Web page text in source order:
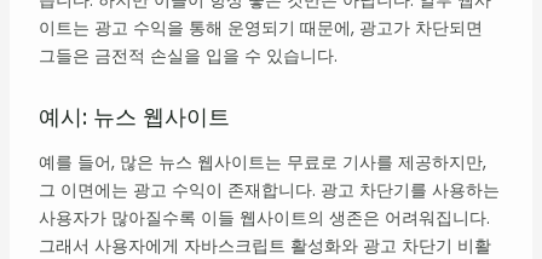
이트는 광고 수익을 통해 운영되기 때문에, 광고가 차단되면
그들은 금전적 손실을 입을 수 있습니다.
예시: 뉴스 웹사이트
예를 들어, 많은 뉴스 웹사이트는 무료로 기사를 제공하지만,
그 이면에는 광고 수익이 존재합니다. 광고 차단기를 사용하는
사용자가 많아질수록 이들 웹사이트의 생존은 어려워집니다.
그래서 사용자에게 자바스크립트 활성화와 광고 차단기 비활